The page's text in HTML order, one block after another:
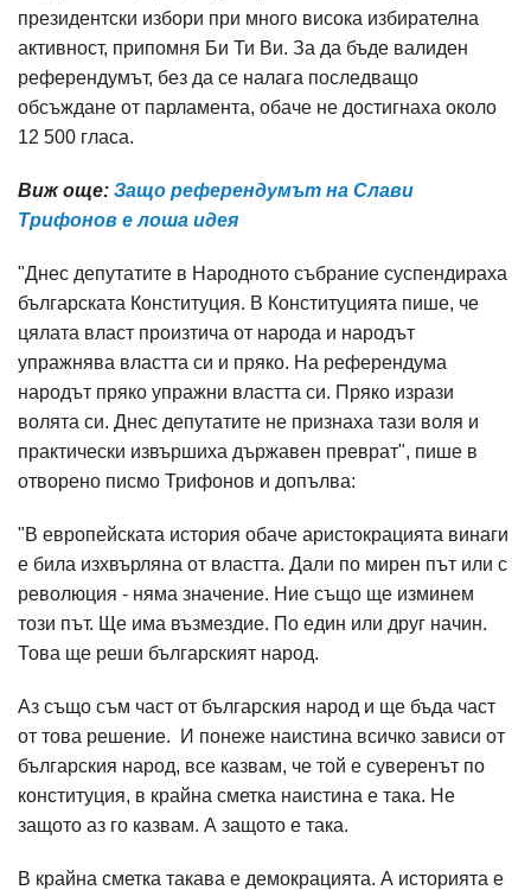
президентски избори при много висока избирателна
активност, припомня Би Ти Ви. За да бъде валиден
референдумът, без да се налага последващо
обсъждане от парламента, обаче не достигнаха около
12 500 гласа.
Виж още: Защо референдумът на Слави
Трифонов е лоша идея
"Днес депутатите в Народното събрание суспендираха
българската Конституция. В Конституцията пише, че
цялата власт произтича от народа и народът
упражнява властта си и пряко. На референдума
народът пряко упражни властта си. Пряко изрази
волята си. Днес депутатите не признаха тази воля и
практически извършиха държавен преврат", пише в
отворено писмо Трифонов и допълва:
"В европейската история обаче аристокрацията винаги
е била изхвърляна от властта. Дали по мирен път или с
революция - няма значение. Ние също ще изминем
този път. Ще има възмездие. По един или друг начин.
Това ще реши българският народ.
Аз също съм част от българския народ и ще бъда част
от това решение. И понеже наистина всичко зависи от
българския народ, все казвам, че той е суверенът по
конституция, в крайна сметка наистина е така. Не
защото аз го казвам. А защото е така.
В крайна сметка такава е демокрацията. А историята е